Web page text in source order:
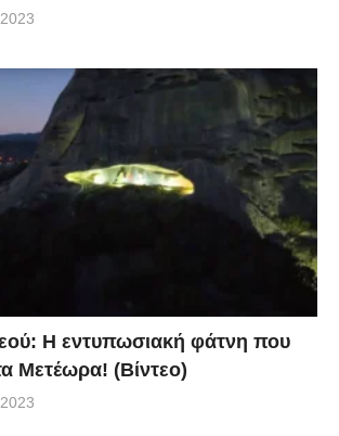
Η εντυπωσιακή φάτνη που
Μετέωρα! (Βίντεο)